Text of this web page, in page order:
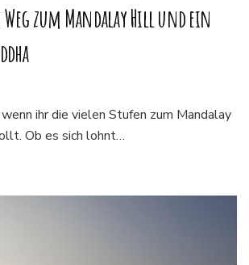
zum Mandalay Hill und ein
ihr die vielen Stufen zum Mandalay
Ob es sich lohnt…